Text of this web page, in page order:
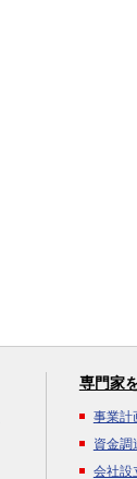
専門家
事業計
資金調
会社設